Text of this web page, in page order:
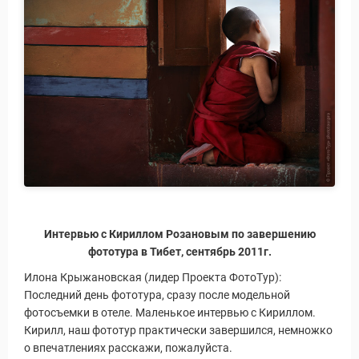
Интервью с Кириллом Розановым по завершению
фототура в Тибет, сентябрь 2011г.
Илона Крыжановская (лидер Проекта ФотоТур):
Последний день фототура, сразу после модельной
фотосъемки в отеле. Маленькое интервью с Кириллом.
Кирилл, наш фототур практически завершился, немножко
о впечатлениях расскажи, пожалуйста.